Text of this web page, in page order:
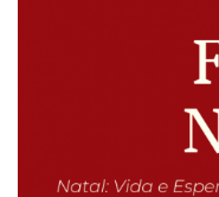
Jesus nasceu para nos